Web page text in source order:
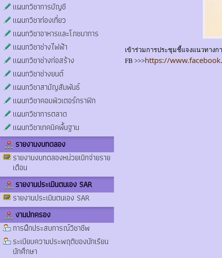
แผนกวิชาการบัญชี
แผนกวิชาท่องเที่ยว
แผนกวิชาอาหารและโภชนาการ
แผนกวิชาช่างไฟฟ้า
แผนกวิชาช่างก่อสร้าง
แผนกวิชาช่างยนต์
แผนกวิชาสามัญสัมพันธ์
แผนกวิชาคอมพิวเตอร์กราฟิก
แผนกวิชาการตลาด
แผนกวิชาเทคนิคพื้นฐาน
รายงานงบทดลอง
รายงานงบทดลองหน่วยเบิกจ่ายราย
เดือน
รายงานประเมินตนเอง SAR
รายงานประเมินตนเอง SAR
งานปกครอง
การฝึกประสบการณ์วิชาชีพ
ระเบียบความประพฤติของนักเรียน
นักศึกษา
เข้าร่วมการประชุมชี้แจงแนวทาง
FB >>>https://